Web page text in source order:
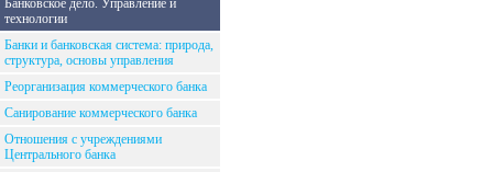
Банковское дело. Управление и
технологии
Банки и банковская система: природа,
структура, основы управления
Реорганизация коммерческого банка
Санирование коммерческого банка
Отношения с учреждениями
Центрального банка